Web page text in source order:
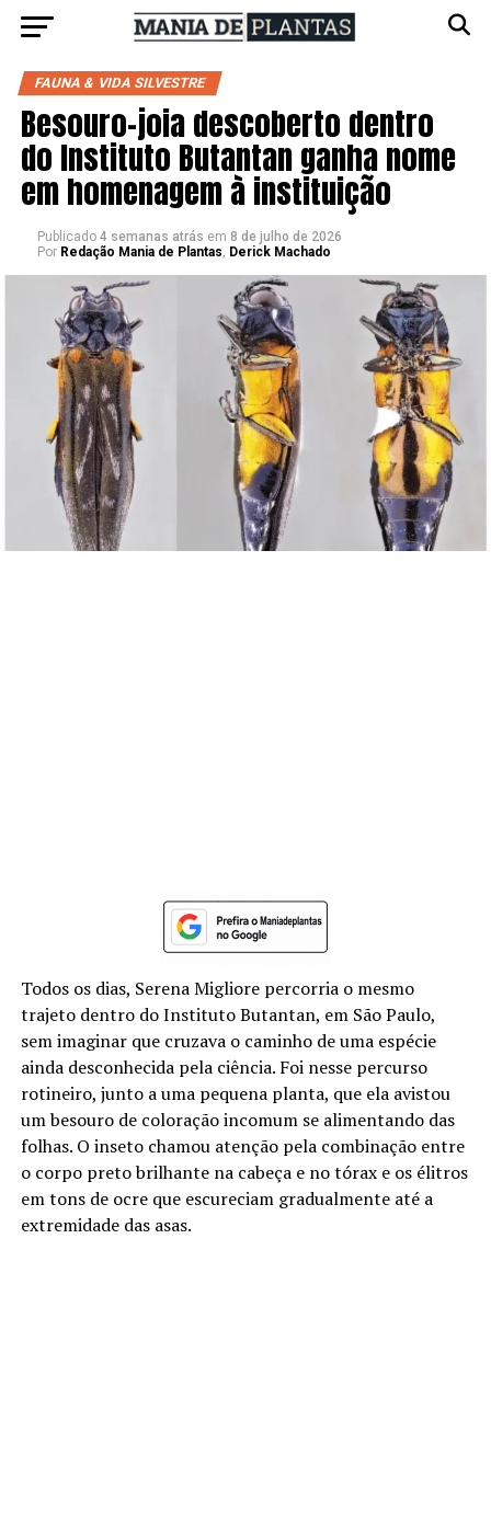
FAUNA & VIDA SILVESTRE
Besouro-joia descoberto dentro
do Instituto Butantan ganha nome
em homenagem à instituição
Publicado 4 semanas atrás em 8 de julho de 2026
Por Redação Mania de Plantas, Derick Machado
Todos os dias, Serena Migliore percorria o mesmo
trajeto dentro do Instituto Butantan, em São Paulo,
sem imaginar que cruzava o caminho de uma espécie
ainda desconhecida pela ciência. Foi nesse percurso
rotineiro, junto a uma pequena planta, que ela avistou
um besouro de coloração incomum se alimentando das
folhas. O inseto chamou atenção pela combinação entre
o corpo preto brilhante na cabeça e no tórax e os élitros
em tons de ocre que escureciam gradualmente até a
extremidade das asas.